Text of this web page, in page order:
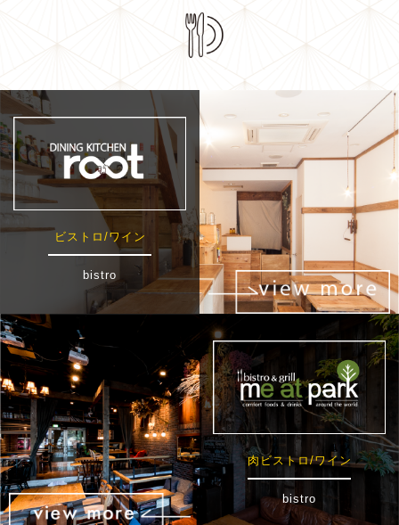
ビストロ/ワイン
bistro
肉ビストロ/ワイン
bistro